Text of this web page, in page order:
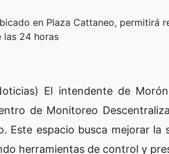
en Plaza Cattaneo, permitirá
las 24 horas
El intendente de
de Monitoreo
Este espacio busca mejorar la
herramientas de control y